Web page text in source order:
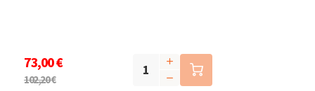
73,00 €
102,20 €